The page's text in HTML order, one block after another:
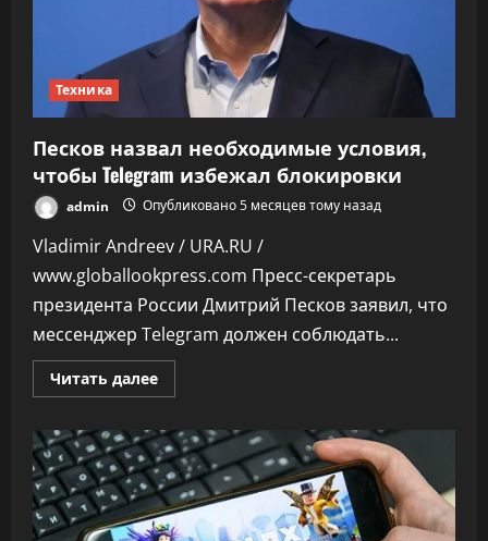
супербатарейкой
Техника
Песков назвал необходимые условия,
чтобы Telegram избежал блокировки
admin Опубликовано 5 месяцев тому назад
Vladimir Andreev / URA.RU /
www.globallookpress.com Пресс-секретарь
президента России Дмитрий Песков заявил, что
мессенджер Telegram должен соблюдать...
Читать далееПрочитать
больше
назвал
необходимые
условия,
чтобы
Telegram
избежал
блокировки